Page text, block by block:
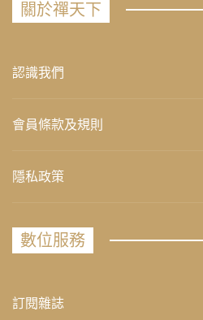
關於禪天下
認識我們
會員條款及規則
隱私政策
數位服務
訂閱雜誌